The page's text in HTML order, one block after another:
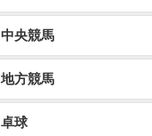
中央競馬
地方競馬
卓球